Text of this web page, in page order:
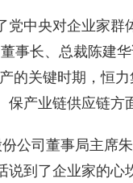
中央对企业家群
事长、总裁陈建
的关键时期，恒
保产业链供应链方
司董事局主席朱
说到了企业家的